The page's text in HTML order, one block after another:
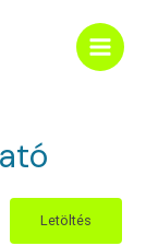
Main
Letöltés